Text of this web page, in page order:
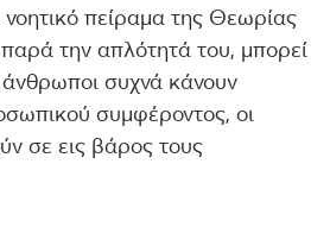
πείραμα της Θεωρίας
την απλότητά του, μπορεί
άνθρωποι συχνά κάνουν
συμφέροντος, οι
σε εις βάρος τους